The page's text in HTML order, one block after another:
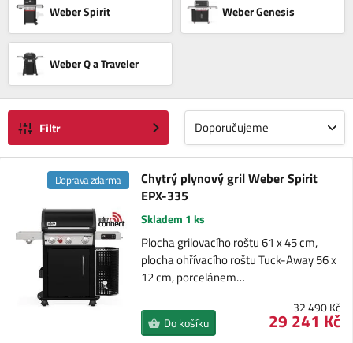
Weber Spirit Weber Genesis
Weber Q a Traveler
Filtr Doporučujeme
Chytrý plynový gril Weber Spirit
EPX-335
Doprava zdarma
Skladem 1 ks
Plocha grilovacího roštu 61 x 45 cm,
plocha ohřívacího roštu Tuck-Away 56 x
12 cm, porcelánem…
32 490 Kč
29 241 Kč
Do košíku